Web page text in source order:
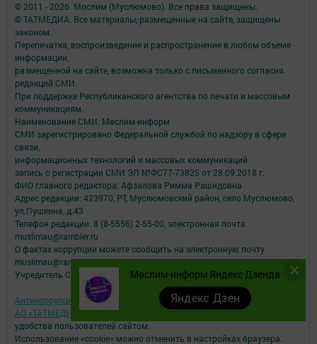
Мөслим-информ Яндекс Дзенда
Яндекс Дзен
© 2011 - 2026. Мослим (Муслюмово). Все права защищены.
© ТАТМЕДИА. Все материалы, размещенные на сайте, защищены
законом.
Перепечатка, воспроизведение и распространение в любом объеме
информации,
размещенной на сайте, возможна только с письменного согласия
редакций СМИ.
При поддержке Республиканского агентства по печати и массовым
коммуникациям.
Наименование СМИ: Мөслим-информ
СМИ зарегистрировано Федеральной службой по надзору в сфере
связи,
информационных технологий и массовых коммуникаций
запись о регистрации СМИ ЭЛ №ФС77-73825 от 28.09.2018 г.
ФИО главного редактора: Афзалова Римма Рашидовна
Адрес редакции: 423970, РТ, Муслюмовский район, село Муслюмово,
ул.Пушкина, д.43
Телефон редакции: 8 (8-5556) 2-55-00, электронная почта
muslimau@rambler.ru
О фактах коррупции можете сообщить на электронную почту
muslimau@rambler.ru
Учредитель СМИ: АО «ТАТМЕДИА»
Антикоррупционная политика
АО «ТАТМЕДИА» использует «cookie»
для персонализации сервисов и
удобства пользователей сайтом.
Использование «cookie» можно отменить в настройках браузера.